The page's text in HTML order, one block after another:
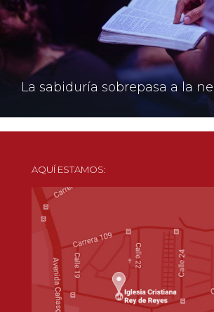
La sabiduría sobrepasa a la
AQUÍ ESTAMOS: